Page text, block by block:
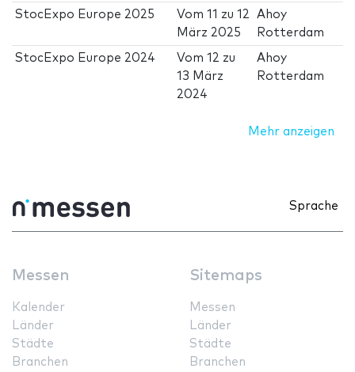
StocExpo Europe 2025 Vom11 zu12
März 2025
Ahoy
Rotterdam
StocExpo Europe 2024 Vom12 zu
13 März
2024
Ahoy
Rotterdam
Mehr anzeigen
Sprache
Messen
Kalender
Länder
Städte
Branchen
Sitemaps
Messen
Länder
Städte
Branchen